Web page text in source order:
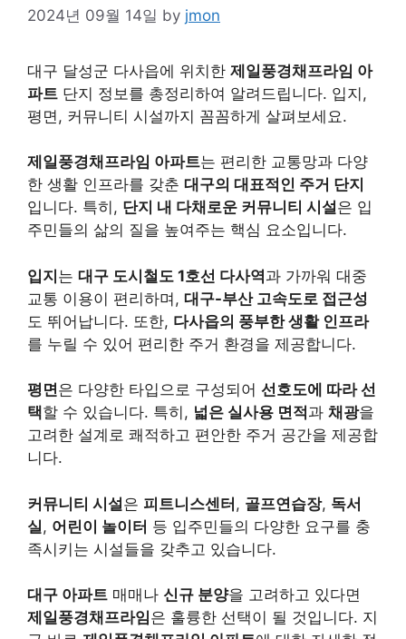
2024년 09월 14일 by jmon
대구 달성군 다사읍에 위치한 제일풍경채프라임 아
파트 단지 정보를 총정리하여 알려드립니다. 입지,
평면, 커뮤니티 시설까지 꼼꼼하게 살펴보세요.
제일풍경채프라임 아파트는 편리한 교통망과 다양
한 생활 인프라를 갖춘 대구의 대표적인 주거 단지
입니다. 특히, 단지 내 다채로운 커뮤니티 시설은 입
주민들의 삶의 질을 높여주는 핵심 요소입니다.
입지는 대구 도시철도 1호선 다사역과 가까워 대중
교통 이용이 편리하며, 대구-부산 고속도로 접근성
도 뛰어납니다. 또한, 다사읍의 풍부한 생활 인프라
를 누릴 수 있어 편리한 주거 환경을 제공합니다.
평면은 다양한 타입으로 구성되어 선호도에 따라 선
택할 수 있습니다. 특히, 넓은 실사용 면적 과 채광을
고려한 설계로 쾌적하고 편안한 주거 공간을 제공합
니다.
커뮤니티 시설은 피트니스센터, 골프연습장, 독서
실, 어린이 놀이터 등 입주민들의 다양한 요구를 충
족시키는 시설들을 갖추고 있습니다.
대구 아파트 매매나 신규 분양을 고려하고 있다면
제일풍경채프라임은 훌륭한 선택이 될 것입니다. 지